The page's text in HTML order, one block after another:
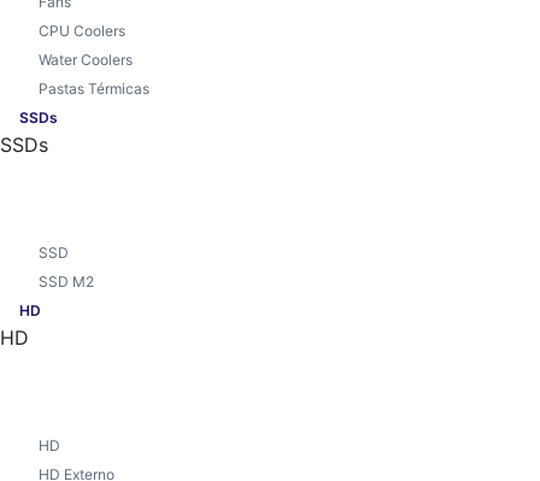
CPU Coolers
Water Coolers
Pastas Térmicas
SSDs
SSDs
SSD
SSD M2
HD
HD
HD
HD Externo